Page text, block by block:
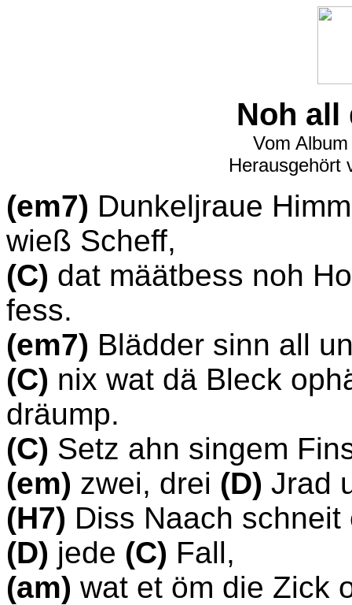
Noh all
Vom
Herausgehört
(em7) Dunkeljraue
wieß Scheff,
(C) dat määtbess noh
fess.
(em7) Blädder sinn all
(C) nix wat dä Bleck
dräump.
(C) Setz ahn singem
(em) zwei, drei (D) Jrad
(H7) Diss Naach
(D) jede (C) Fall,
(am) wat et öm die Zick